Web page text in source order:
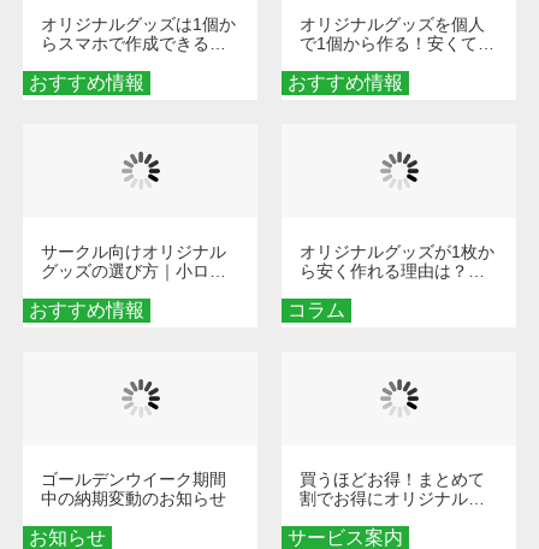
おすすめ情報
オリジナルグッズは1個か
らスマホで作成できる！
くなる巾着＆ポーチ活用
術
おすすめ情報
オリジナルグッズを個人
で1個から作る！安くて簡
秘訣
おすすめ情報
サークル向けオリジナル
グッズの選び方｜小ロッ
める秘訣
コラム
オリジナルグッズが1枚か
ら安く作れる理由は？オ
とメリットを解説
お知らせ
ゴールデンウイーク期間
中の納期変動のお知らせ
サービス案内
買うほどお得！まとめて
割でお得にオリジナルグ